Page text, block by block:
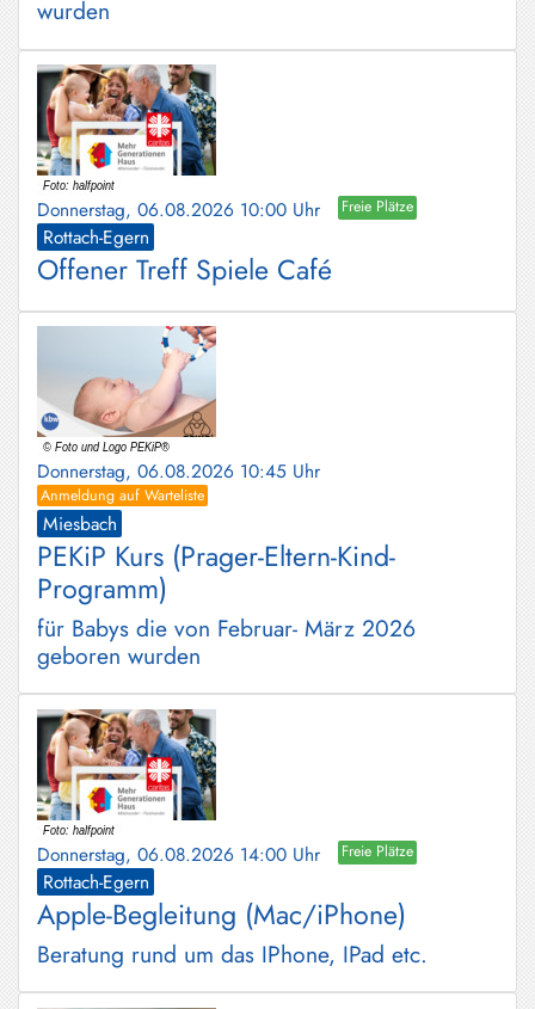
wurden
Donnerstag, 06.08.2026 10:00 Uhr Freie Plätze
Rottach-Egern
Offener Treff Spiele Café
Donnerstag, 06.08.2026 10:45 Uhr
Anmeldung auf Warteliste
Miesbach
PEKiP Kurs (Prager-Eltern-Kind-
Programm)
für Babys die von Februar- März 2026
geboren wurden
Donnerstag, 06.08.2026 14:00 Uhr Freie Plätze
Rottach-Egern
Apple-Begleitung (Mac/iPhone)
Beratung rund um das IPhone, IPad etc.
Schaftlach
/
Waakirchen
Schliersee
Tegernsee
Warngau
Wall
Weyarn